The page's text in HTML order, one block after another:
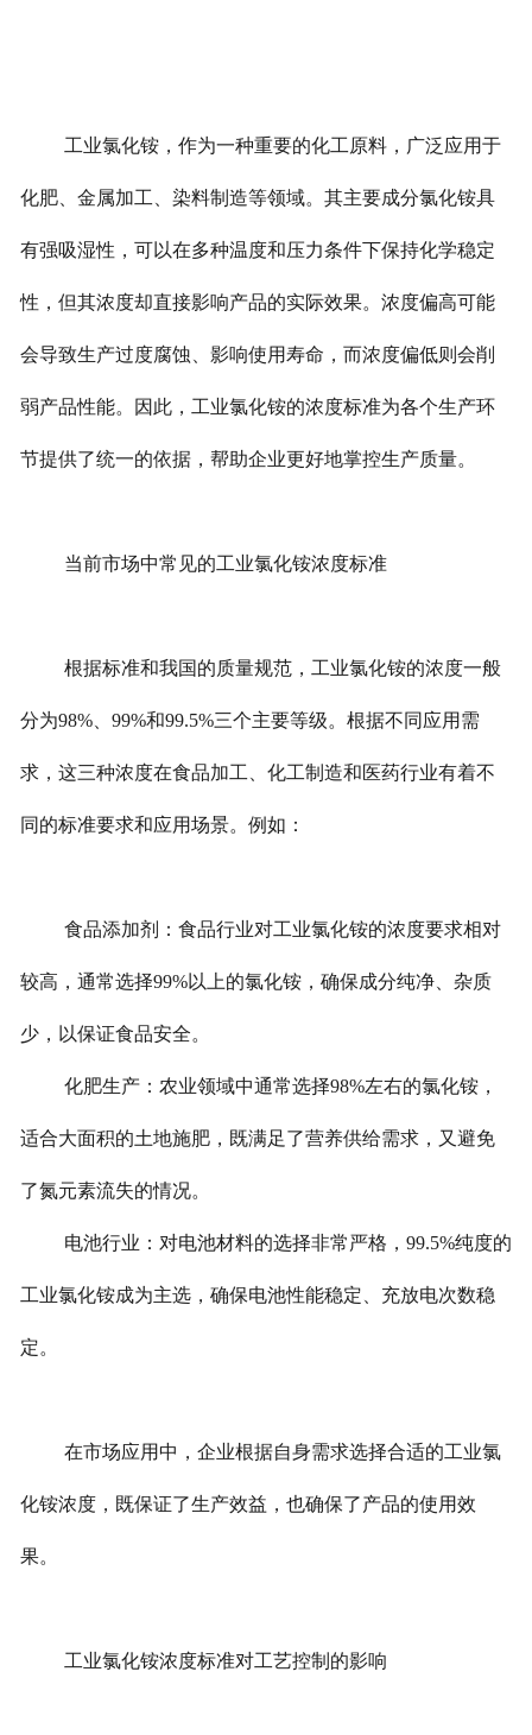
工业氯化铵，作为一种重要的化工原料，广泛应用于
化肥、金属加工、染料制造等领域。其主要成分氯化铵具
有强吸湿性，可以在多种温度和压力条件下保持化学稳定
性，但其浓度却直接影响产品的实际效果。浓度偏高可能
会导致生产过度腐蚀、影响使用寿命，而浓度偏低则会削
弱产品性能。因此，工业氯化铵的浓度标准为各个生产环
节提供了统一的依据，帮助企业更好地掌控生产质量。
当前市场中常见的工业氯化铵浓度标准
根据标准和我国的质量规范，工业氯化铵的浓度一般
分为98%、99%和99.5%三个主要等级。根据不同应用需
求，这三种浓度在食品加工、化工制造和医药行业有着不
同的标准要求和应用场景。例如：
食品添加剂：食品行业对工业氯化铵的浓度要求相对
较高，通常选择99%以上的氯化铵，确保成分纯净、杂质
少，以保证食品安全。
化肥生产：农业领域中通常选择98%左右的氯化铵，
适合大面积的土地施肥，既满足了营养供给需求，又避免
了氮元素流失的情况。
电池行业：对电池材料的选择非常严格，99.5%纯度的
工业氯化铵成为主选，确保电池性能稳定、充放电次数稳
定。
在市场应用中，企业根据自身需求选择合适的工业氯
化铵浓度，既保证了生产效益，也确保了产品的使用效
果。
工业氯化铵浓度标准对工艺控制的影响